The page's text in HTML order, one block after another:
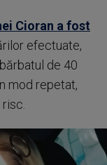
Cioran a fost
efectuate,
de 40
mod repetat,